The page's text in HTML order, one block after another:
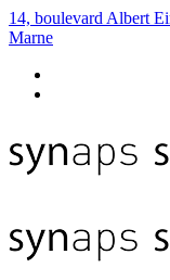
14, boulevard Albert
Marne